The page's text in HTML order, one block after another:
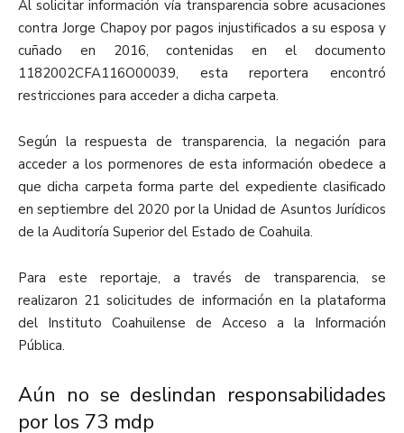
Al solicitar información vía transparencia sobre acusaciones
contra Jorge Chapoy por pagos injustificados a su esposa y
cuñado en 2016, contenidas en el documento
1182002CFA116O00039, esta reportera encontró
restricciones para acceder a dicha carpeta.
Según la respuesta de transparencia, la negación para
acceder a los pormenores de esta información obedece a
que dicha carpeta forma parte del expediente clasificado
en septiembre del 2020 por la Unidad de Asuntos Jurídicos
de la Auditoría Superior del Estado de Coahuila.
Para este reportaje, a través de transparencia, se
realizaron 21 solicitudes de información en la plataforma
del Instituto Coahuilense de Acceso a la Información
Pública.
Aún no se deslindan responsabilidades
por los 73 mdp